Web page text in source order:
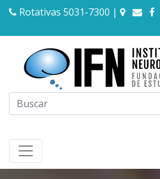
Rotativas 5031-7300 |